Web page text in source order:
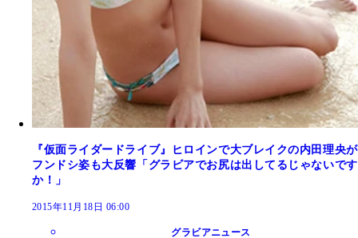
『仮面ライダードライブ』ヒロインで大ブレイクの内田理央が
フンドシ姿も大反響「グラビアでお尻は出してるじゃないです
か！」
2015年11月18日 06:00
グラビアニュース